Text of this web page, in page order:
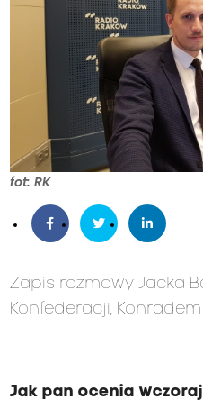
fot: RK
Zapis rozmowy Jacka
Konfederacji,
Jak pan ocenia